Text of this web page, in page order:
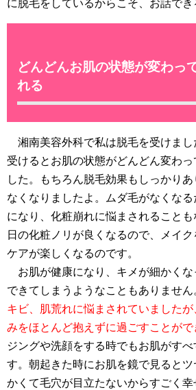
に脱毛をしているからこそ、お話でき
どんどんお肌の状態が変わっ
れる
湘南美容外科で私は脱毛を受けまし
受けるとお肌の状態がどんどん変わっ
した。もちろん脱毛効果もしっかり
なくなりましたよ。ムダ毛がなくな
になり、化粧崩れに悩まされること
日の化粧ノリが良くなるので、メイ
ケアが楽しくなるのです。
お肌が健康になり、キメが細かくな
できてしまうようなこともありません
キビ、肌荒れに悩まされていました
みをほとんど抱えずに過ごすことがで
ジングや洗顔をする時でもお肌がす
す。朝起きた時にお肌を鏡で見ると
かくて毛穴が目立たないからすごく幸